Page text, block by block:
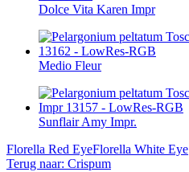
Dolce Vita Karen Impr
Medio Fleur
Sunflair Amy Impr.
Florella Red EyeFlorella White Eye
Terug naar: Crispum